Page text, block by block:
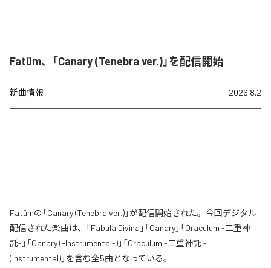
Fatüm、「Canary (Tenebra ver.)」を配信開始
新曲情報 2026.8.2
Fatümの「Canary (Tenebra ver.)」が配信開始された。今回デジタル
配信された楽曲は、「Fabula Divina」「Canary」「Oraculum -二重神
託-」「Canary (-Instrumental-)」「Oraculum -二重神託 -
(Instrumental)」を含む全5曲となっている。